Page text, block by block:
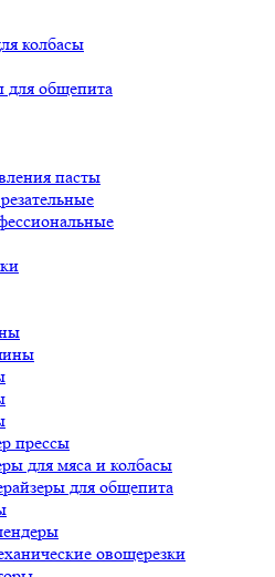
колбасы
для общепита
пасты
прессы
для мяса и колбасы
для общепита
овощерезки